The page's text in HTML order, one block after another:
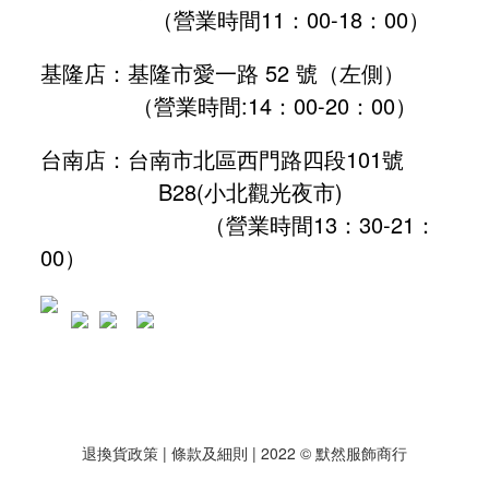
（營業時間11：00-18：00）
基隆店：基隆市愛一路 52 號（左側）
（營業時間:14：00-20：00）
台南店：台南市北區西門路四段101號
B28(小北觀光夜市)
（營業時間13：30-21：
00）
退換貨政策 | 條款及細則 | 2022 © 默然服飾商行